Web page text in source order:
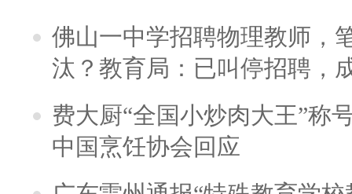
佛山一中学招聘物理教师，
汰？教育局：已叫停招聘，
费大厨“全国小炒肉大王”称
中国烹饪协会回应